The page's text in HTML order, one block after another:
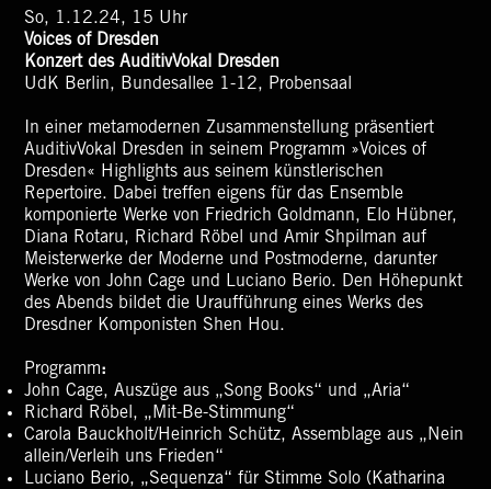
So, 1.12.24, 15 Uhr
Voices of Dresden
Konzert des AuditivVokal Dresden
UdK Berlin, Bundesallee 1-12, Probensaal
In einer metamodernen Zusammenstellung präsentiert
AuditivVokal Dresden in seinem Programm »Voices of
Dresden« Highlights aus seinem künstlerischen
Repertoire. Dabei treffen eigens für das Ensemble
komponierte Werke von Friedrich Goldmann, Elo Hübner,
Diana Rotaru, Richard Röbel und Amir Shpilman auf
Meisterwerke der Moderne und Postmoderne, darunter
Werke von John Cage und Luciano Berio. Den Höhepunkt
des Abends bildet die Uraufführung eines Werks des
Dresdner Komponisten Shen Hou.
Programm:
John Cage, Auszüge aus „Song Books“ und „Aria“
Richard Röbel, „Mit-Be-Stimmung“
Carola Bauckholt/Heinrich Schütz, Assemblage aus „Nein
allein/Verleih uns Frieden“
Luciano Berio, „Sequenza“ für Stimme Solo (Katharina